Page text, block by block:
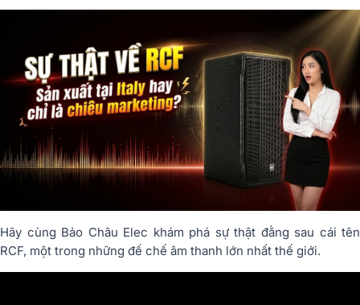
Hãy cùng Bảo Châu Elec khám phá sự thật đằng sau cái tên
RCF, một trong những đế chế âm thanh lớn nhất thế giới.